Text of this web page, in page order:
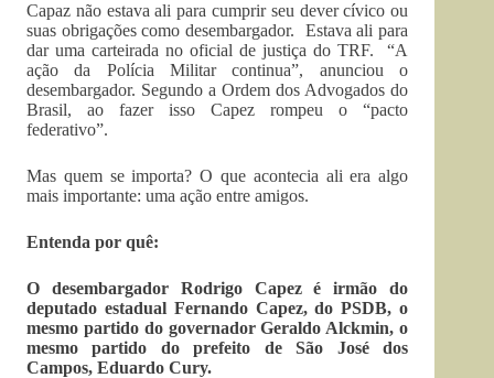
Capaz não estava ali para cumprir seu dever cívico ou
suas obrigações como desembargador. Estava ali para
dar uma carteirada no oficial de justiça do TRF. “A
ação da Polícia Militar continua”, anunciou o
desembargador. Segundo a Ordem dos Advogados do
Brasil, ao fazer isso Capez rompeu o “pacto
federativo”.
Mas quem se importa? O que acontecia ali era algo
mais importante: uma ação entre amigos.
Entenda por quê:
O desembargador Rodrigo Capez é irmão do
deputado estadual Fernando Capez, do PSDB, o
mesmo partido do governador Geraldo Alckmin, o
mesmo partido do prefeito de São José dos
Campos, Eduardo Cury.